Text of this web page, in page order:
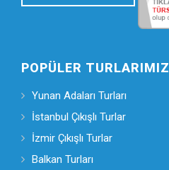
POPÜLER TURLARIMIZ
Yunan Adaları Turları
İstanbul Çıkışlı Turlar
İzmir Çıkışlı Turlar
Balkan Turları